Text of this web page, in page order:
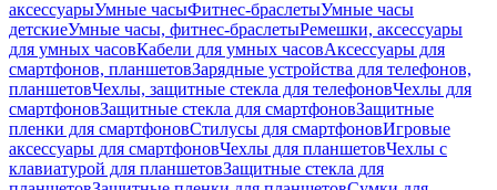
аксессуарыУмные часыФитнес-браслетыУмные часы
детскиеУмные часы, фитнес-браслетыРемешки, аксессуары
для умных часовКабели для умных часовАксессуары для
смартфонов, планшетовЗарядные устройства для телефонов,
планшетовЧехлы, защитные стекла для телефоновЧехлы для
смартфоновЗащитные стекла для смартфоновЗащитные
пленки для смартфоновСтилусы для смартфоновИгровые
аксессуары для смартфоновЧехлы для планшетовЧехлы с
клавиатурой для планшетовЗащитные стекла для